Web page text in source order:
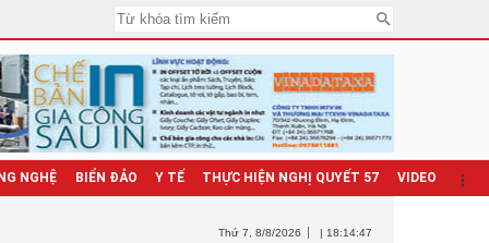
NGHỆ BIỂN ĐẢO Y TẾ THỰC HIỆN NGHỊ QUYẾT 57 VIDEO
Thứ 7 , 8/8/2026 | 18:14:48